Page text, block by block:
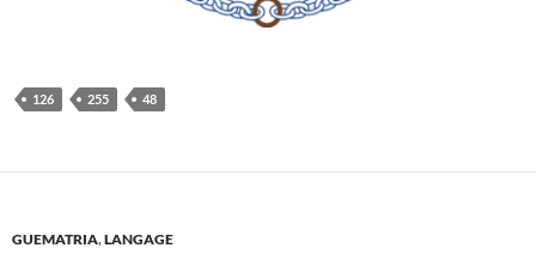
126 255 48
GUEMATRIA,LANGAGE